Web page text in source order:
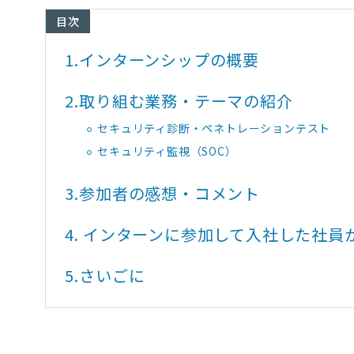
目次
1.インターンシップの概要
2.取り組む業務・テーマの紹介
セキュリティ診断・ペネトレーションテスト
セキュリティ監視（SOC）
3.参加者の感想・コメント
4. インターンに参加して入社した社員
5.さいごに